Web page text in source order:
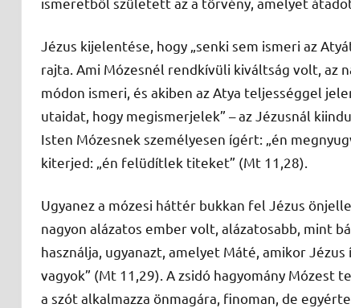
Jézus kijelentése, hogy „senki sem ismeri az
rajta. Ami Mózesnél rendkívüli kiváltság volt, az
módon ismeri, és akiben az Atya teljességgel
utaidat, hogy megismerjelek” – az Jézusnál
Isten Mózesnek személyesen ígért: „én
kiterjed: „én felüdítlek titeket” (Mt 11,28).
Ugyanez a mózesi háttér bukkan fel Jézus
nagyon alázatos ember volt, alázatosabb, mint
használja, ugyanazt, amelyet Máté, amikor
vagyok” (Mt 11,29). A zsidó hagyomány
a szót alkalmazza önmagára, finoman, de